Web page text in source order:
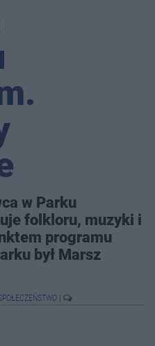
w Parku
folkloru, muzyki i
programu
był Marsz